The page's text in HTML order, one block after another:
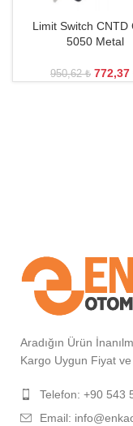
Limit Switch CNTD
5050 Metal
950,62₺ 772,37
Aradığın Ürün
Kargo Uygun Fiyat ve
Telefon: +90 543
Email: